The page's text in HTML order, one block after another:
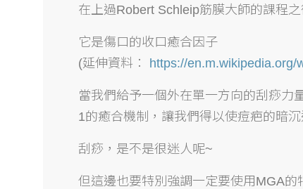
在上過Robert Schleip筋膜大師的課程
它是傷口的收口癒合因子
(延伸資料：
https://en.m.wikipedia.org/
當我們給予一個外在單一方向的刮痧力
1的癒合機制，讓我們得以使痘疤的暗
刮痧，是不是很迷人呢~
但這邊也要特別強調一定要使用MGA